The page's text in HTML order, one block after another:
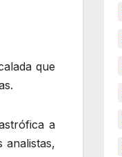
que
a
analistas,